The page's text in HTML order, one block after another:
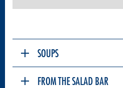
SOUPS
FROM THE SALAD BAR